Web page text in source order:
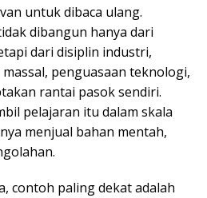
untuk dibaca ulang.
dibangun hanya dari
dari disiplin industri,
penguasaan teknologi,
rantai pasok sendiri.
pelajaran itu dalam skala
menjual bahan mentah,
contoh paling dekat adalah